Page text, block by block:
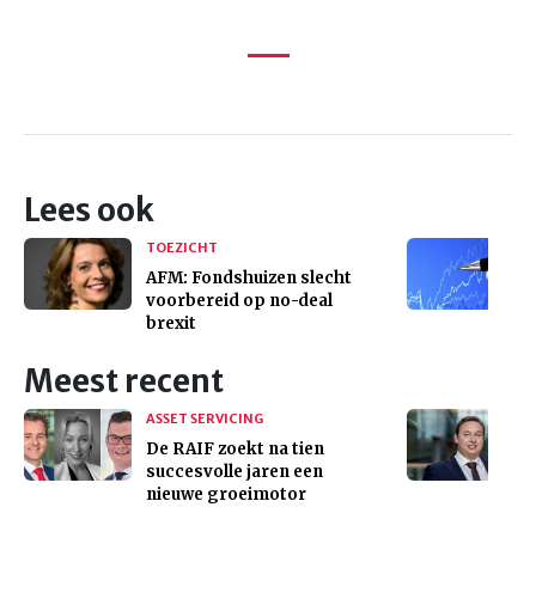
Lees ook
TOEZICHT
AFM: Fondshuizen slecht
voorbereid op no-deal
brexit
Meest recent
ASSET SERVICING
De RAIF zoekt na tien
succesvolle jaren een
nieuwe groeimotor